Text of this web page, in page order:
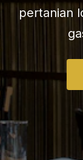
pertanian